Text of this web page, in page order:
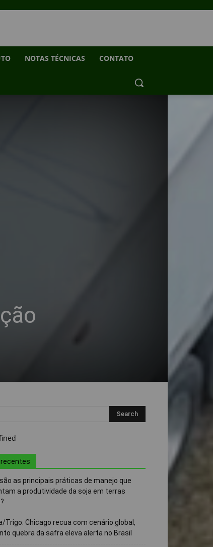
NOTAS TÉCNICAS CONTATO
as principais práticas de manejo que
a produtividade da soja em terras
Trigo: Chicago recua com cenário global,
quebra da safra eleva alerta no Brasil